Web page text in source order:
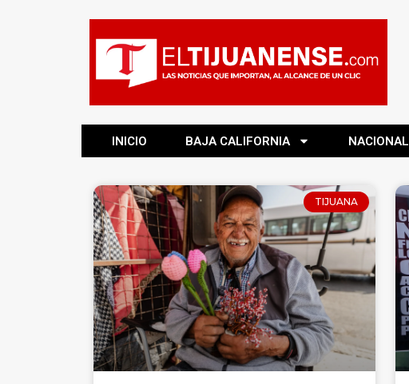
INICIO BAJA CALIFORNIA NACIONAL
TIJUANA